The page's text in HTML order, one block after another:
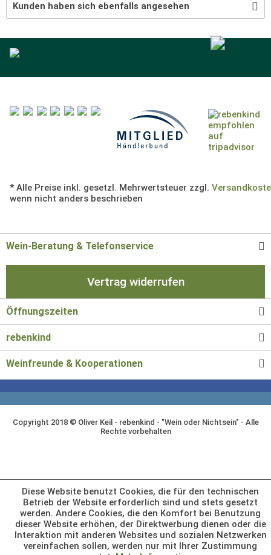
Kunden haben sich ebenfalls angesehen
* Alle Preise inkl. gesetzl. Mehrwertsteuer zzgl.
wenn nicht anders beschrieben
Wein-Beratung & Telefonservice
Vertrag widerrufen
Öffnungszeiten
rebenkind
Weinfreunde & Kooperationen
Copyright 2018 © Oliver Keil - rebenkind - "Wein oder Nichtsein" - Alle
Rechte vorbehalten
Diese Website benutzt Cookies, die für den technischen
Betrieb der Website erforderlich sind und stets gesetzt
werden. Andere Cookies, die den Komfort bei Benutzung
dieser Website erhöhen, der Direktwerbung dienen oder die
Interaktion mit anderen Websites und sozialen Netzwerken
vereinfachen sollen, werden nur mit Ihrer Zustimmung